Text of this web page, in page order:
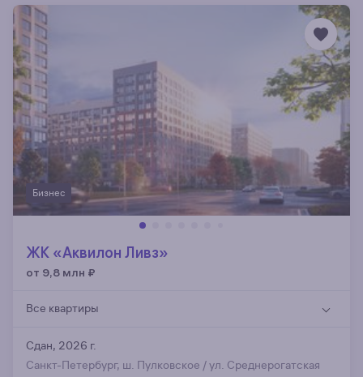
Бизнес
ЖК «Аквилон Ливз»
от 9,8 млн ₽
Все квартиры
Сдан, 2026 г.
Санкт-Петербург, ш. Пулковское / ул. Среднерогатская